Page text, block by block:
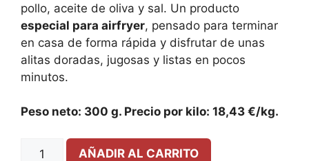
pollo, aceite de oliva y sal. Un producto
especial para airfryer, pensado para terminar
en casa de forma rápida y disfrutar de unas
alitas doradas, jugosas y listas en pocos
minutos.
Peso neto: 300 g. Precio por kilo: 18,43 €/kg.
AÑADIR AL CARRITO